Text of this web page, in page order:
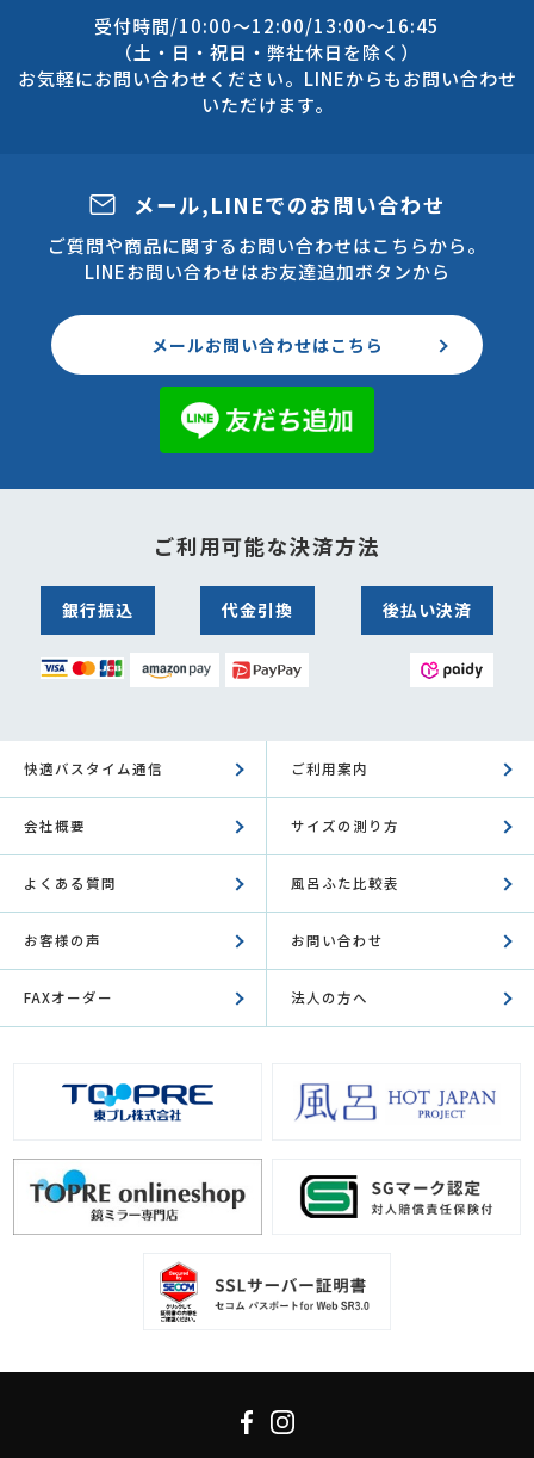
受付時間/10:00～12:00/13:00～16:45
（土・日・祝日・弊社休日を除く）
お気軽にお問い合わせください。LINEからもお問い合わせ
いただけます。
メール,LINEでのお問い合わせ
ご質問や商品に関するお問い合わせはこちらから。
LINEお問い合わせはお友達追加ボタンから
メールお問い合わせはこちら
ご利用可能な決済方法
銀行振込 代金引換 後払い決済
快適バスタイム通信 ご利用案内
会社概要 サイズの測り方
よくある質問 風呂ふた比較表
お客様の声 お問い合わせ
FAXオーダー 法人の方へ